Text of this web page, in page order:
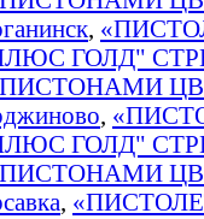
,
ГОЛД"
,
ГОЛД"
,